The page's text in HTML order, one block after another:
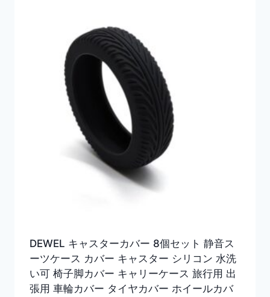
DEWEL キャスターカバー 8個セット 静音ス
ーツケース カバー キャスター シリコン 水洗
い可 椅子脚カバー キャリーケース 旅行用 出
張用 車輪カバー タイヤカバー ホイールカバ